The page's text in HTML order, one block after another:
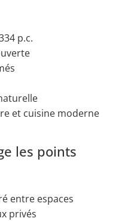
p.c.
et cuisine moderne
les points
entre espaces
privés